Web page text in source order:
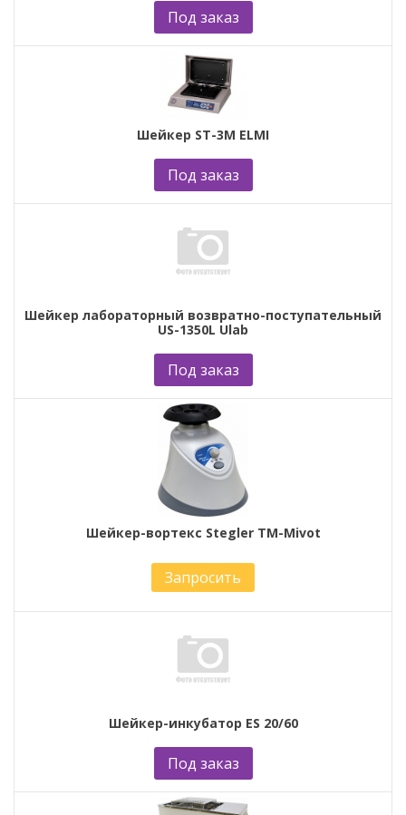
Под заказ
Шейкер ST-3M ELMI
Под заказ
Шейкер лабораторный возвратно-поступательный
US-1350L Ulab
Под заказ
Шейкер-вортекс Stegler TM-Mivot
Запросить
Шейкер-инкубатор ES 20/60
Под заказ